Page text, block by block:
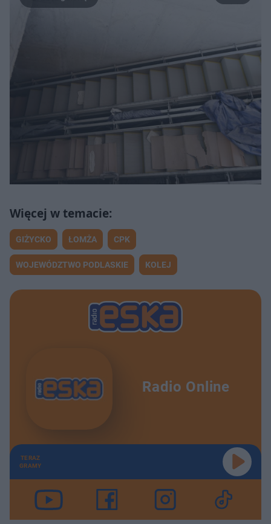
GIŻYCKO ŁOMŻA CPK
WOJEWÓDZTWO PODLASKIE KOLEJ
Radio Online
TERAZ
GRAMY